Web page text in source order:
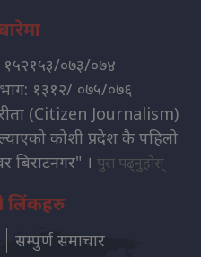
१५२१५३/०७३/०७४
१३१२/ ०७५/०७६
(Citizen Journalism)
कोशी प्रदेश कै पहिलो
बिराटनगर" । पुरा पढ्नुहोस्
लिंकहरु
सम्पुर्ण समाचार